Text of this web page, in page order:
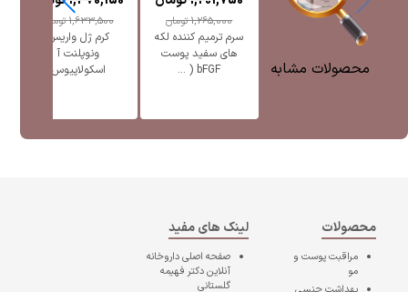
محصولات مشابه
سرم ترمیم کننده لکه
های سفید پوست
bFGF ( ...
1,265,000تومان
کرم ژل واریس
ونوپلنت آ
اسکولاپیوس
1,633,500تومان
محصولات
مراقبت پوست و
مو
لینک های مفید
صفحه اصلیداروخانه
آنلاین دکتر فهیمه
گلستانی